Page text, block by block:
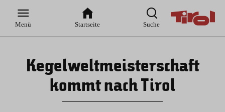
Hauptnavigation
Inhaltsbereich
Menü Startseite Suche
Kegelweltmeisterschaft
kommt nach Tirol